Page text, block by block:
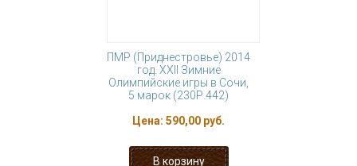
ПМР (Приднестровье) 2014
год. XXII Зимние
Олимпийские игры в Сочи,
5 марок (230Р.442)
Цена: 590,00 руб.